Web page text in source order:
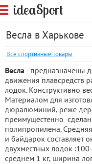
ideaSport
Весла в Харькове
Все спортивные товары
Весла - предназначены
движения плавсредств
лодок. Конструктивно
Материалом для
дюралюминий, реже
преимущестенно
полипропилена.
и байдарок составляет
двухместных лодок
среднем 1 кг, ширина